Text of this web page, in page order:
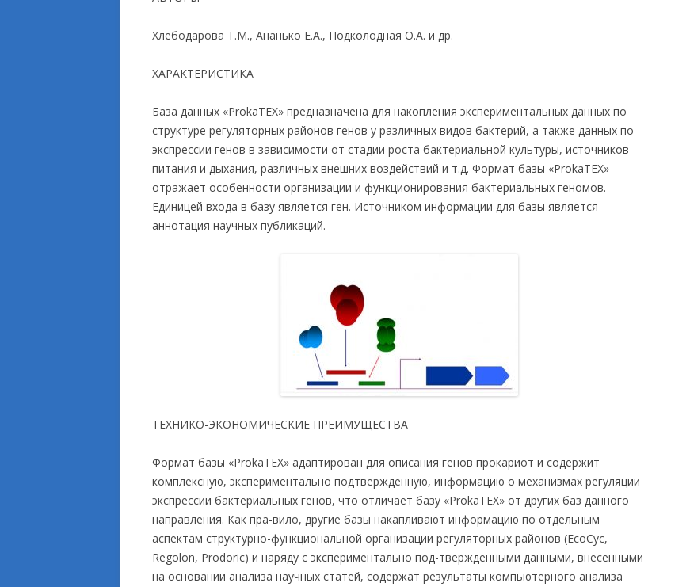
Хлебодарова Т.М., Ананько Е.А., Подколодная О.А. и др.
ХАРАКТЕРИСТИКА
База данных «ProkaTEX» предназначена для накопления экспериментальных данных по
структуре регуляторных районов генов у различных видов бактерий, а также данных по
экспрессии генов в зависимости от стадии роста бактериальной культуры, источников
питания и дыхания, различных внешних воздействий и т.д. Формат базы «ProkaTEX»
отражает особенности организации и функционирования бактериальных геномов.
Единицей входа в базу является ген. Источником информации для базы является
аннотация научных публикаций.
ТЕХНИКО-ЭКОНОМИЧЕСКИЕ ПРЕИМУЩЕСТВА
Формат базы «ProkaTEX» адаптирован для описания генов прокариот и содержит
комплексную, экспериментально подтвержденную, информацию о механизмах регуляции
экспрессии бактериальных генов, что отличает базу «ProkaTEX» от других баз данного
направления. Как пра-вило, другие базы накапливают информацию по отдельным
аспектам структурно-функциональной организации регуляторных районов (EcoCyc,
Regolon, Prodoric) и наряду с экспериментально под-твержденными данными, внесенными
на основании анализа научных статей, содержат результаты компьютерного анализа